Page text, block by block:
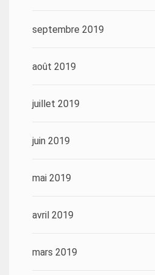
septembre 2019
août 2019
juillet 2019
juin 2019
mai 2019
avril 2019
mars 2019